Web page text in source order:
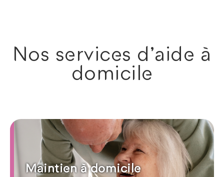
Nos services d'aide à
domicile
Maintien à domicile